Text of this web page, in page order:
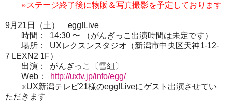
※ステージ終了後に物販＆写真撮影を予定しております
9月21日（土） egg!Live
時間： 14:30 〜 （がんぎっこ出演時間は未定です）
場所： UXレクスンスタジオ（新潟市中央区天神1-12-
7 LEXN2 1F）
出演： がんぎっこ〔雪組〕
Web：
http://uxtv.jp/info/egg/
※UX新潟テレビ21様のegg!Liveにゲスト出演させてい
ただきます